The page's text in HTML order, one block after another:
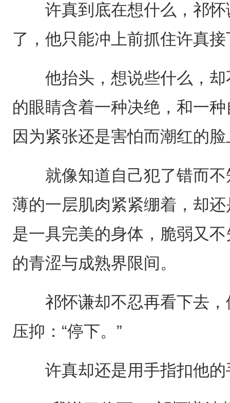
许真到底在想什么，祁怀
了，他只能冲上前抓住许真
他抬头，想说些什么，却
的眼睛含着一种决绝，和一
因为紧张还是害怕而潮红的
就像知道自己犯了错而不
薄的一层肌肉紧紧绷着，却
是一具完美的身体，脆弱又
的青涩与成熟界限间。
祁怀谦却不忍再看下去，
压抑：“停下。”
许真却还是用手指扣他的